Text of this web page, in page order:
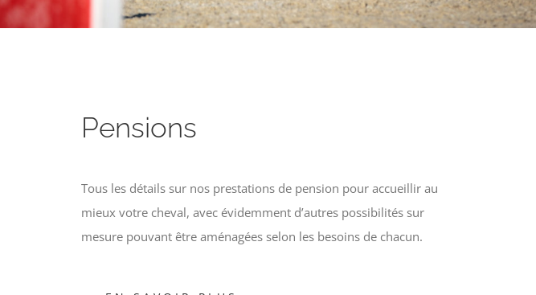
Pensions
Tous les détails sur nos prestations de pension pour accueillir au
mieux votre cheval, avec évidemment d’autres possibilités sur
mesure pouvant être aménagées selon les besoins de chacun.